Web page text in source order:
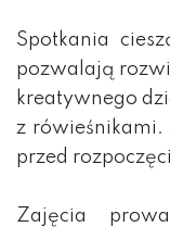
Spotkania
pozwalają
kreatywnego
z rówieśnikami.
przed
Zajęcia